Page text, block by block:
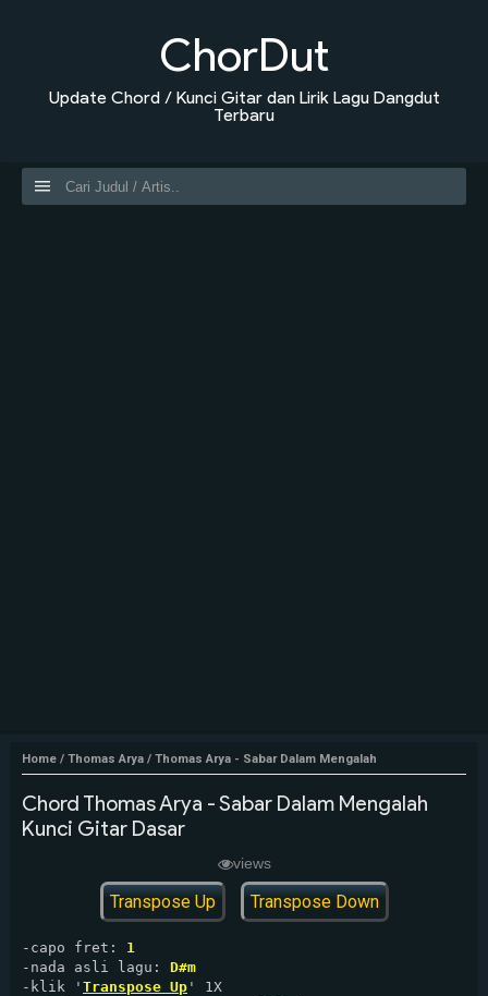
ChorDut
Update Chord / Kunci Gitar dan Lirik Lagu Dangdut
Terbaru
Home / Thomas Arya / Thomas Arya - Sabar Dalam Mengalah
Chord Thomas Arya - Sabar Dalam Mengalah
Kunci Gitar Dasar
views
Transpose Up Transpose Down
-capo fret: 1
-nada asli lagu: D#m
-klik ' Transpose Up ' 1X